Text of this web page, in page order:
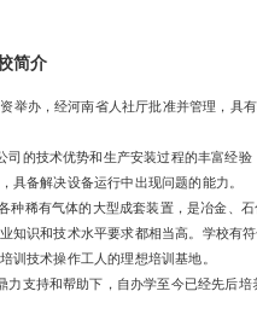
简介
举办，经河南省人社厅批准并管理，具
的技术优势和生产安装过程的丰富经验
具备解决设备运行中出现问题的能力。
稀有气体的大型成套装置，是冶金、
知识和技术水平要求都相当高。学校有
训技术操作工人的理想培训基地。
支持和帮助下，自办学至今已经先后培